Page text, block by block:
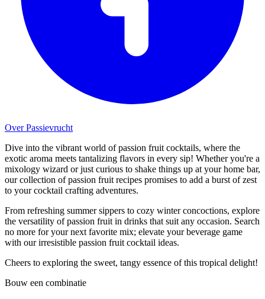
Over Passievrucht
Dive into the vibrant world of passion fruit cocktails, where the
exotic aroma meets tantalizing flavors in every sip! Whether you're a
mixology wizard or just curious to shake things up at your home bar,
our collection of passion fruit recipes promises to add a burst of zest
to your cocktail crafting adventures.
From refreshing summer sippers to cozy winter concoctions, explore
the versatility of passion fruit in drinks that suit any occasion. Search
no more for your next favorite mix; elevate your beverage game
with our irresistible passion fruit cocktail ideas.
Cheers to exploring the sweet, tangy essence of this tropical delight!
Bouw een combinatie